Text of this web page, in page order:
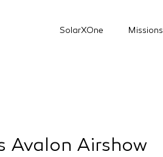
SolarXOne Missions
Avalon Airshow